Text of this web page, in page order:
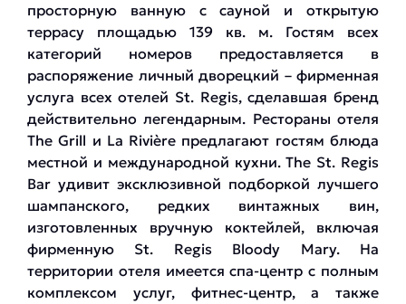
просторную ванную с сауной и открытую
террасу площадью 139 кв. м. Гостям всех
категорий номеров предоставляется в
распоряжение личный дворецкий – фирменная
услуга всех отелей St. Regis, сделавшая бренд
действительно легендарным. Рестораны отеля
The Grill и La Rivière предлагают гостям блюда
местной и международной кухни. The St. Regis
Bar удивит эксклюзивной подборкой лучшего
шампанского, редких винтажных вин,
изготовленных вручную коктейлей, включая
фирменную St. Regis Bloody Mary. На
территории отеля имеется спа-центр с полным
комплексом услуг, фитнес-центр, а также